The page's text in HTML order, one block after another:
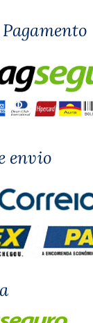
envio